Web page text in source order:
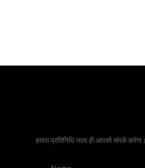
हमारा प्रतिनिधि जल्द ही आपको संपर्क करेगा।